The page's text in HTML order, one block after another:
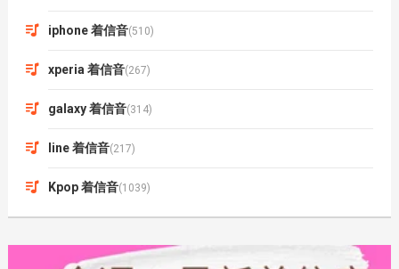
iphone 着信音(510)
xperia 着信音(267)
galaxy 着信音(314)
line 着信音(217)
Kpop 着信音(1039)